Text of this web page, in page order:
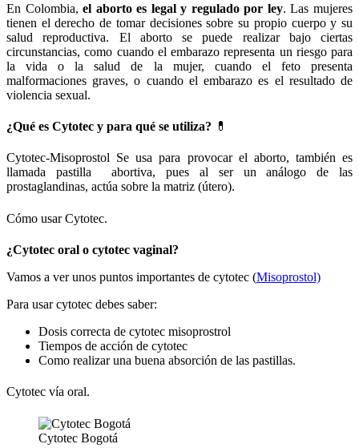
En Colombia,el aborto es legal y regulado por ley. Las mujeres
tienen el derecho de tomar decisiones sobre su propio cuerpo y su
salud reproductiva. El aborto se puede realizar bajo ciertas
circunstancias, como cuando el embarazo representa un riesgo para
la vida o la salud de la mujer, cuando el feto presenta
malformaciones graves, o cuando el embarazo es el resultado de
violencia sexual.
¿Qué es Cytotec y para qué se utiliza? 💊
Cytotec-Misoprostol Se usa para provocar el aborto, también es
llamada pastilla abortiva, pues al ser un análogo de las
prostaglandinas, actúa sobre la matriz (útero).
Cómo usar Cytotec.
¿Cytotec oral o cytotec vaginal?
Vamos a ver unos puntos importantes de cytotec (Misoprostol)
Para usar cytotec debes saber:
Dosis correcta de cytotec misoprostrol
Tiempos de acción de cytotec
Como realizar una buena absorción de las pastillas.
Cytotec vía oral.
Cytotec Bogotá